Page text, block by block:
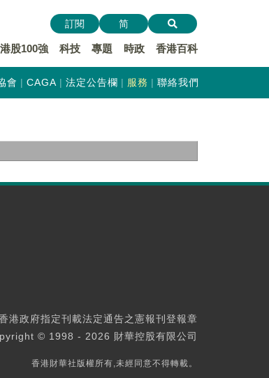
港股100強 科技 專題 時政 香港百科
訂閱 简
會 CAGA 法定公告欄 服務 聯絡我們
港政府指定刊載法定通告之憲報刊登報章
© 1998 - 2026 財華控股有限公司
香港財華社版權所有,未經同意不得轉載。